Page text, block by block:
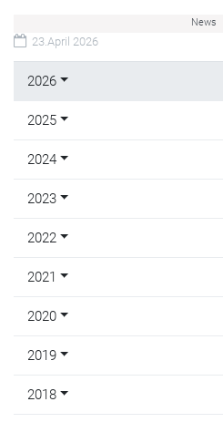
News
23.April 2026
2026
2025
2024
2023
2022
2021
2020
2019
2018